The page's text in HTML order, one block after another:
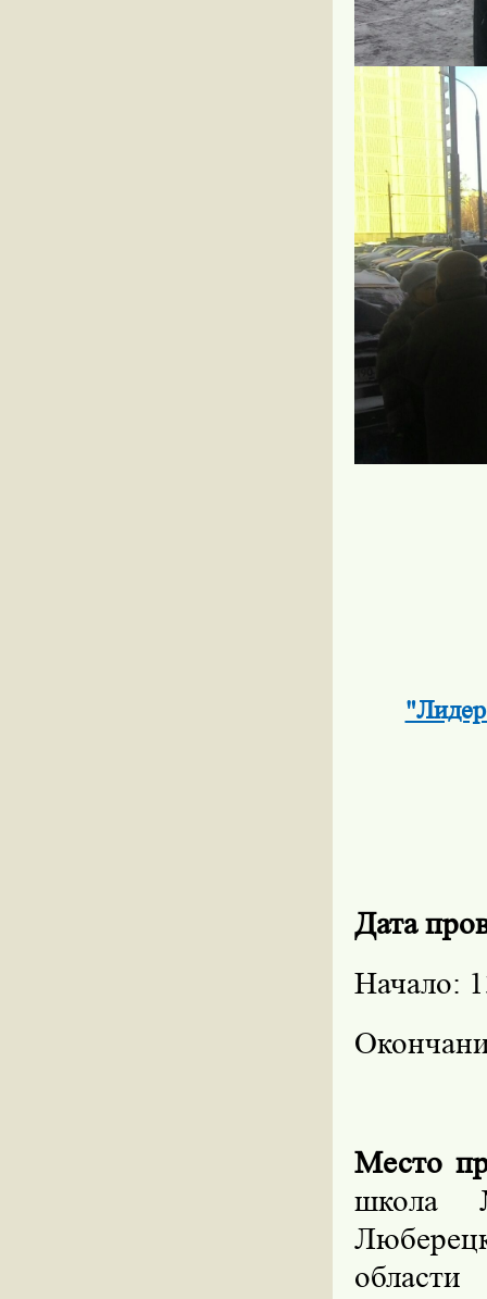
Дата
Начало:
Место
школа
области